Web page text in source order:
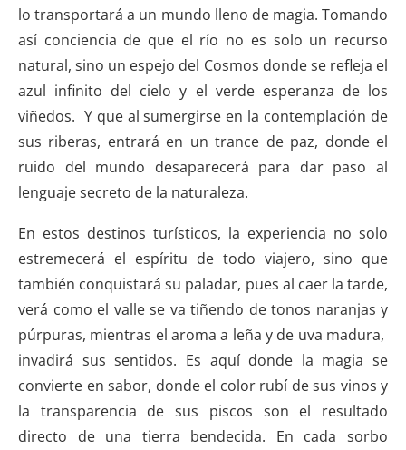
lo transportará a un mundo lleno de magia. Tomando
así conciencia de que el río no es solo un recurso
natural, sino un espejo del Cosmos donde se refleja el
azul infinito del cielo y el verde esperanza de los
viñedos. Y que al sumergirse en la contemplación de
sus riberas, entrará en un trance de paz, donde el
ruido del mundo desaparecerá para dar paso al
lenguaje secreto de la naturaleza.
En estos destinos turísticos, la experiencia no solo
estremecerá el espíritu de todo viajero, sino que
también conquistará su paladar, pues al caer la tarde,
verá como el valle se va tiñendo de tonos naranjas y
púrpuras, mientras el aroma a leña y de uva madura,
invadirá sus sentidos. Es aquí donde la magia se
convierte en sabor, donde el color rubí de sus vinos y
la transparencia de sus piscos son el resultado
directo de una tierra bendecida. En cada sorbo